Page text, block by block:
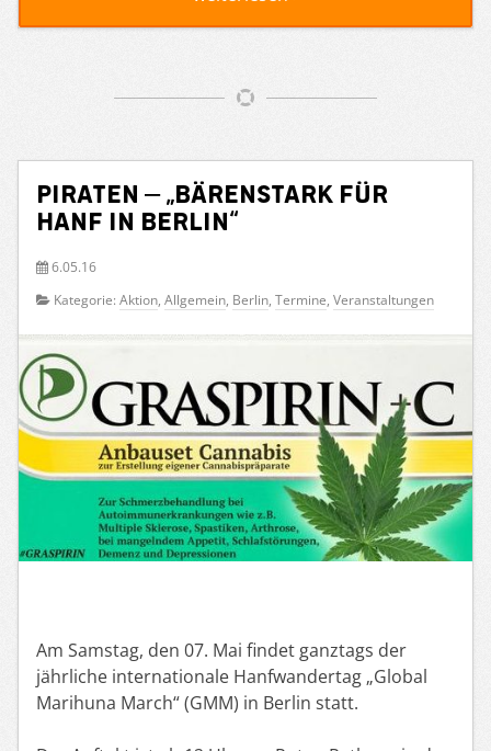
PIRATEN – „Bärenstark für
Hanf in Berlin“
6.05.16
Kategorie: Aktion, Allgemein, Berlin, Termine, Veranstaltungen
Am Samstag, den 07. Mai findet ganztags der
jährliche internationale Hanfwandertag „Global
Marihuna March“ (GMM) in Berlin statt.